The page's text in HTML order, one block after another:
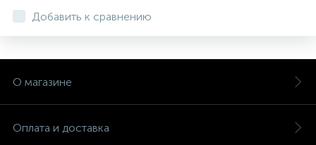
Добавить к сравнению
О магазине
Оплата и доставка